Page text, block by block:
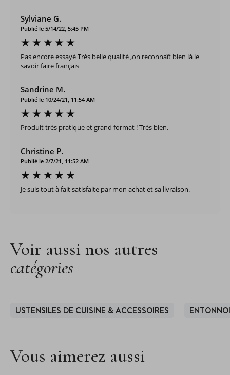
Sylviane G.
Publié le 5/14/22, 5:45 PM
Pas encore essayé Très belle qualité ,on reconnaît bien là le
savoir faire français
Sandrine M.
Publié le 10/24/21, 11:54 AM
Produit très pratique et grand format ! Très bien.
Christine P.
Publié le 2/7/21, 11:52 AM
Je suis tout à fait satisfaite par mon achat et sa livraison.
Voir aussi nos autres
catégories
USTENSILES DE CUISINE & ACCESSOIRES
Vous aimerez aussi